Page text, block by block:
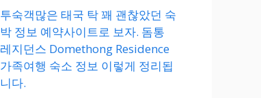
투숙객많은 태국 탁 꽤 괜찮았던 숙
박 정보 예약사이트로 보자. 돔통
레지던스 Domethong Residence
가족여행 숙소 정보 이렇게 정리됩
니다.